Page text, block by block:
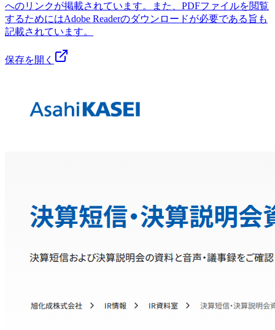
へのリンクが掲載されています。また、PDFファイルを閲覧
するためにはAdobe Readerのダウンロードが必要である旨も
記載されています。
保存を開く